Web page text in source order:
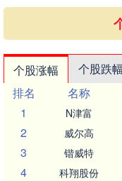
个股涨幅 个股跌幅
排名
名称
1
N津富
2 威尔高
3 锴威特
4 科翔股份